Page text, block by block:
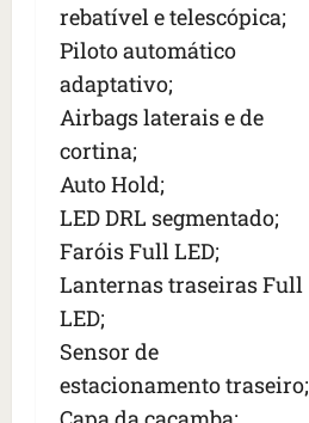
rebatível e telescópica;
Piloto automático
adaptativo;
Airbags laterais e de
cortina;
Auto Hold;
LED DRL segmentado;
Faróis Full LED;
Lanternas traseiras Full
LED;
Sensor de
estacionamento traseiro;